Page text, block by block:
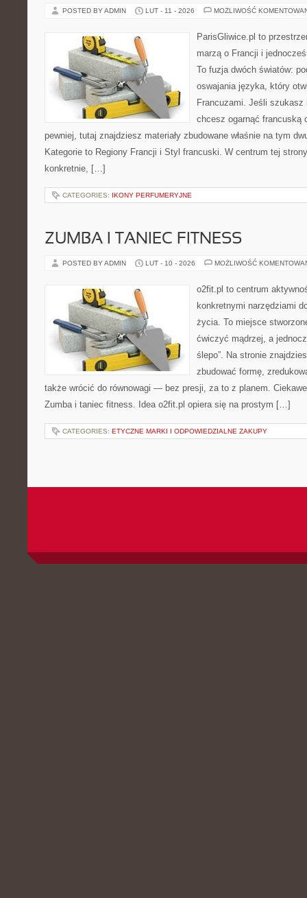
POSTED BY ADMIN LUT - 11 - 2026 MOŻLIWOŚĆ
ParisGliwice.pl to
marzą o Francji i
To fuzja dwóch światów:
oswajania języka, który
Francuzami. Jeśli
chcesz ogarnąć francuską
pewniej, tutaj znajdziesz materiały zbudowane właśnie na tym
Kategorie to Regiony Francji i Styl francuski. W centrum tej
konkretnie, […]
CATEGORIES: IKONY PERFUMERYJNE
ZUMBA I TANIEC FITNESS
POSTED BY ADMIN LUT - 10 - 2026 MOŻLIWOŚĆ
o2fit.pl to centrum
konkretnymi narzędziami
życia. To miejsce
ćwiczyć mądrzej, a
ślepo”. Na stronie
zbudować formę,
także wrócić do równowagi — bez presji, za to z planem.
Zumba i taniec fitness. Idea o2fit.pl opiera się na prostym […]
CATEGORIES: ETYCZNE MARKI I ODPOWIEDZIALNE ZAKUPY